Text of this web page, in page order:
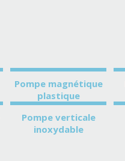
Pompe magnétique
plastique
Pompe verticale
inoxydable